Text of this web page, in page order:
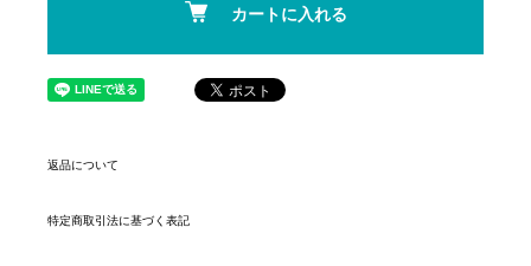
カートに入れる
返品について
特定商取引法に基づく表記